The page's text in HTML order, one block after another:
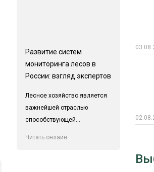
Развитие систем
мониторинга лесов в
России: взгляд экспертов
Лесное хозяйство является
важнейшей отраслью
способствующей...
Читать онлайн